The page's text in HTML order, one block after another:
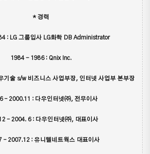
* 경력
: LG 그룹입사 LG화학 DB Administrator
1984 - 1986 : Qnix Inc.
술 s/w 비즈니스 사업부장, 인터넷 사업부 본부장
– 2000.11 : 다우인터넷㈜, 전무이사
– 2004. 6 : 다우인터넷㈜, 대표이사
– 2007.12 : 유니텔네트웍스 대표이사